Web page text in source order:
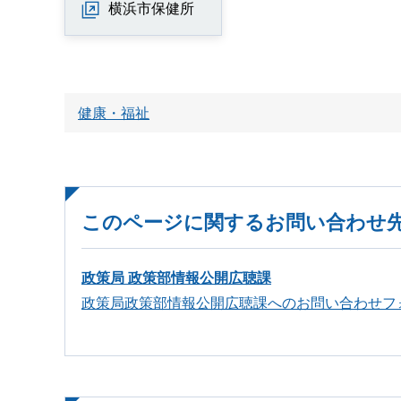
横浜市保健所
健康・福祉
このページに関するお問い合わせ
政策局 政策部情報公開広聴課
政策局政策部情報公開広聴課へのお問い合わせフ